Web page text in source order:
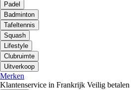
Padel
Badminton
Tafeltennis
Squash
Lifestyle
Clubruimte
Uitverkoop
Merken
Klantenservice in Frankrijk Veilig betalen